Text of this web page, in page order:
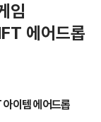
임
에어드롭
아이템 에어드롭